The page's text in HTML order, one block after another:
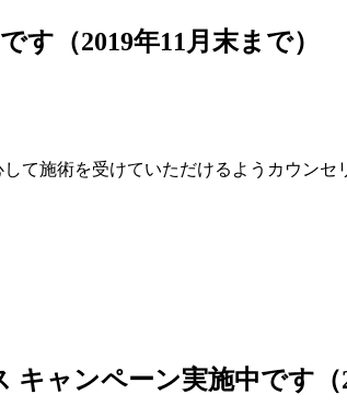
（2019年11月末まで）
て施術を受けていただけるようカウン
ャンペーン実施中です（